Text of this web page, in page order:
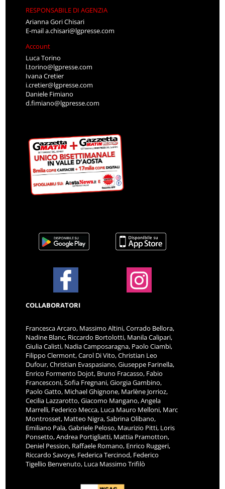
RESPONSABILE DI AGENZIA
Arianna Gori Chisari
E-maila.chisari@lgpresse.com
Account
Luca Torino
l.torino@lgpresse.com
Ivana Cretier
i.cretier@lgpresse.com
Daniele Fimiano
d.fimiano@lgpresse.com
COLLABORATORI
Francesca Arcaro, Massimo Altini, Corrado Bellora,
Nadine Blanc, Riccardo Bortolotti, Manila Calipari,
Giulia Calisti, Nadia Camposaragna, Paolo Ciambi,
Filippo Clermont, Carol Di Vito, Christian Leo
Dufour, Christian Evaspasiano, Giuseppe Farinella,
Enrico Formento Dojot, Bruno Fracasso, Fabio
Francesconi, Sofia Fregnani, Giorgia Gambino,
Paolo Gatto, Michael Ghignone, Marlène Jorrioz,
Cecilia Lazzarotto, Giacomo Mangano, Angela
Marrelli, Federico Mecca, Luca Mauro Melloni, Marc
Montrosset, Matteo Nigra, Sabrina Olibano,
Emiliano Pala, Gabriele Peloso, Maurizio Pitti, Loris
Ponsetto, Andrea Portigliatti, Mattia Pramotton,
Deniel Pession, Raffaele Romano, Enrico Ruggeri,
Riccardo Savoye, Federica Tercinod, Federico
Tigellio Benvenuto, Luca Massimo Trifilò